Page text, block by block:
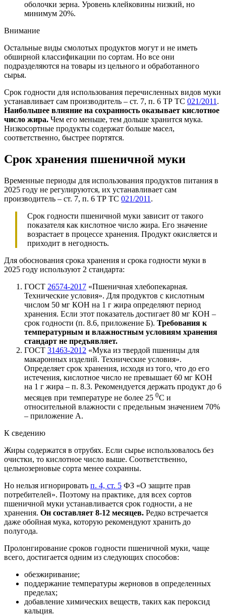
оболочки зерна. Уровень клейковины низкий, но
минимум 20%.
Внимание
Остальные виды смолотых продуктов могут и не иметь
обширной классификации по сортам. Но все они
подразделяются на товары из цельного и обработанного
сырья.
Срок годности для использования перечисленных видов муки
устанавливает сам производитель – ст. 7, п. 6 ТР ТС 021/2011 .
Наибольшее влияние на сохранность оказывает кислотное
число жира. Чем его меньше, тем дольше хранится мука.
Низкосортные продукты содержат больше масел,
соответственно, быстрее портятся.
Срок хранения пшеничной муки
Временные периоды для использования продуктов питания в
2025 году не регулируются, их устанавливает сам
производитель – ст. 7, п. 6 ТР ТС 021/2011 .
Срок годности пшеничной муки зависит от такого
показателя как кислотное число жира. Его значение
возрастает в процессе хранения. Продукт окисляется и
приходит в негодность.
Для обоснования срока хранения и срока годности муки в
2025 году используют 2 стандарта:
ГОСТ 26574-2017 «Пшеничная хлебопекарная.
Технические условия». Для продуктов с кислотным
числом 50 мг КОН на 1 г жира определяют период
хранения. Если этот показатель достигает 80 мг КОН –
срок годности (п. 8.6, приложение Б). Требования к
температурным и влажностным условиям хранения
стандарт не предъявляет.
ГОСТ 31463-2012 «Мука из твердой пшеницы для
макаронных изделий. Технические условия».
Определяет срок хранения, исходя из того, что до его
истечения, кислотное число не превышает 60 мг КОН
на 1 г жира – п. 8.3. Рекомендуется держать продукт до 6
месяцев при температуре не более 25 0С и
относительной влажности с предельным значением 70%
– приложение А.
К сведению
Жиры содержатся в отрубях. Если сырье использовалось без
очистки, то кислотное число выше. Соответственно,
цельнозерновые сорта менее сохранны.
Но нельзя игнорировать п. 4, ст. 5 ФЗ «О защите прав
потребителей». Поэтому на практике, для всех сортов
пшеничной муки устанавливается срок годности, а не
хранения. Он составляет 8-12 месяцев. Редко встречается
даже обойная мука, которую рекомендуют хранить до
полугода.
Пролонгирование сроков годности пшеничной муки, чаще
всего, достигается одним из следующих способов:
обезжиривание;
поддержание температуры жерновов в определенных
пределах;
добавление химических веществ, таких как пероксид
кальция.